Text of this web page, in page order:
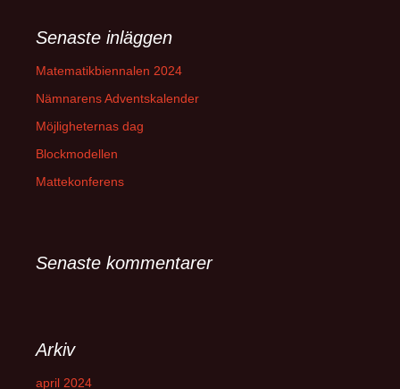
Senaste inläggen
Matematikbiennalen 2024
Nämnarens Adventskalender
Möjligheternas dag
Blockmodellen
Mattekonferens
Senaste kommentarer
Arkiv
april 2024